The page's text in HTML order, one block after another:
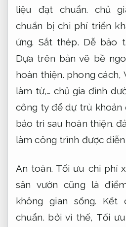
liệu đạt chuẩn. chủ
chuẩn bị chi phí triển
ứng. Sắt thép. Dễ bảo
Dựa trên bản vẽ bề
hoàn thiện. phong cách,
làm từ,… chủ gia đình
công ty để dự trù khoản
bảo trì sau hoàn thiện.
làm công trình được
An toàn. Tối ưu chi phí
sân vườn cũng là
không gian sống. Kết
chuẩn. bởi vì thế, Tối